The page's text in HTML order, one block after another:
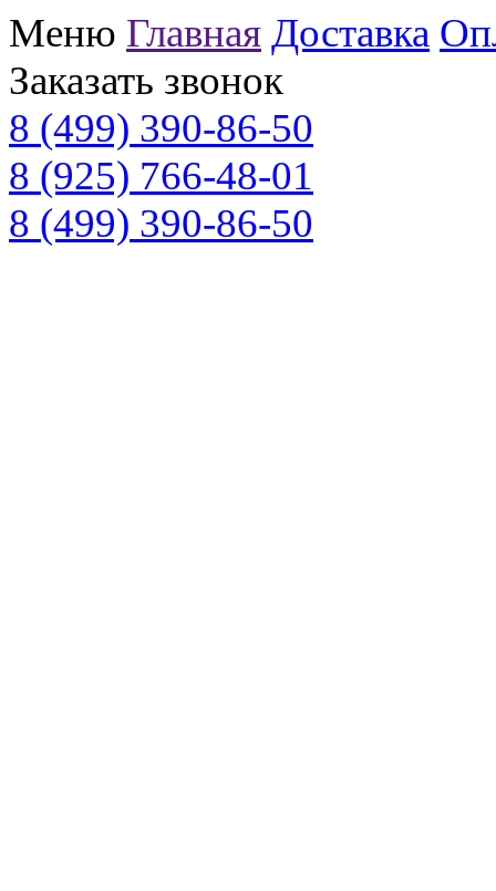
Меню Главная Доставка
Заказать звонок
8 (499) 390-86-50
8 (925) 766-48-01
8 (499) 390-86-50